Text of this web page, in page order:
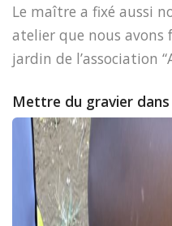
Le maître a fixé aussi
atelier que nous
jardin de l’association
Mettre du gravier dans